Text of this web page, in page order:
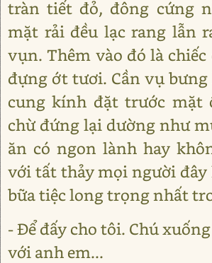
tràn tiết đỏ, đông cứng
mặt rải đều lạc rang lẫn
vụn. Thêm vào đó là
đựng ớt tươi. Cần vụ
cung kính đặt trước mặt
chừ đứng lại dường như
ăn có ngon lành hay
với tất thảy mọi người đây
bữa tiệc long trọng nhất
- Để đấy cho tôi. Chú
với anh em...